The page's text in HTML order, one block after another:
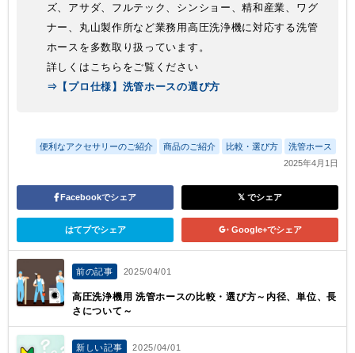
ズ、アサダ、フルテック、シンショー、精和産業、ワグ
ナー、丸山製作所など業務用高圧洗浄機に対応する洗管
ホースを多数取り扱っています。
詳しくはこちらをご覧ください
⇒【プロ仕様】洗管ホースの選び方
便利なアクセサリーのご紹介 商品のご紹介 比較・選び方
洗管ホース
2025年4月1日
Facebookでシェア でシェア
はてブでシェア Google+でシェア
前の記事 2025/04/01
高圧洗浄機用 洗管ホースの比較・選び方～内径、単位、長
さについて～
新しい記事 2025/04/01